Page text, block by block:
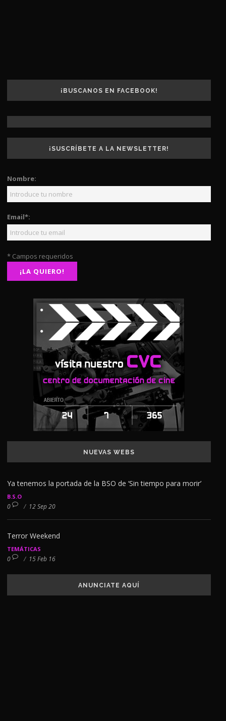
¡BUSCANOS EN FACEBOOK!
¡SUSCRÍBETE A LA NEWSLETTER!
Nombre:
Email*:
* Campos requeridos
NUEVAS WEBS
Ya tenemos la portada de la BSO de ‘Sin tiempo para morir’
B.S.O
0 / 12 Sep 20
Terror Weekend
TEMÁTICAS
0 / 15 Feb 16
ANUNCIATE AQUÍ